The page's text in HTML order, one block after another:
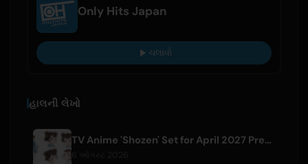
Only Hits Japan
ચલાવો
હાલની લેખો
TV Anime 'Shozen' Set for April 2027 Premiere on Fuji TV